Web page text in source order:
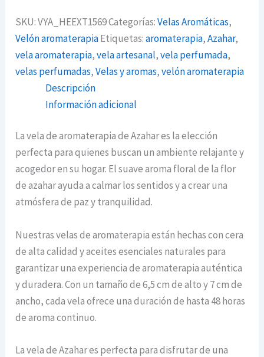
SKU:VYA_HEEXT1569Categorías:Velas Aromáticas,
Velón aromaterapiaEtiquetas:aromaterapia,Azahar,
vela aromaterapia,vela artesanal,vela perfumada,
velas perfumadas,Velas y aromas,velón aromaterapia
Descripción
Información adicional
La vela de aromaterapia de Azahar es la elección
perfecta para quienes buscan un ambiente relajante y
acogedor en su hogar. El suave aroma floral de la flor
de azahar ayuda a calmar los sentidos y a crear una
atmósfera de paz y tranquilidad.
Nuestras velas de aromaterapia están hechas con cera
de alta calidad y aceites esenciales naturales para
garantizar una experiencia de aromaterapia auténtica
y duradera. Con un tamaño de 6,5 cm de alto y 7 cm de
ancho, cada vela ofrece una duración de hasta 48 horas
de aroma continuo.
La vela de Azahar es perfecta para disfrutar de una